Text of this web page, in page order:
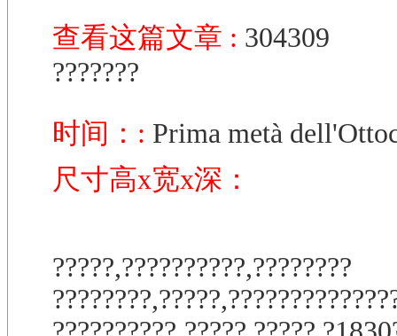
查看这篇文章 : 304309
???????
时间：: Prima metà
尺寸高x宽x深：
?????,??????????,????????